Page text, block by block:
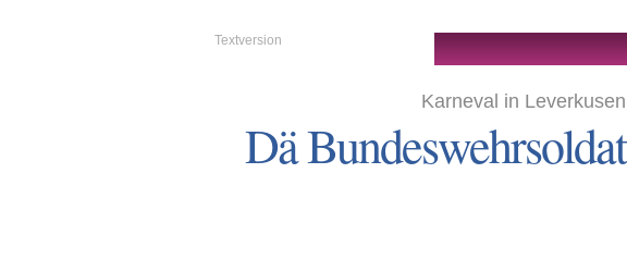
Textversion
Karneval in Leverkusen
Dä Bundeswehrsoldat